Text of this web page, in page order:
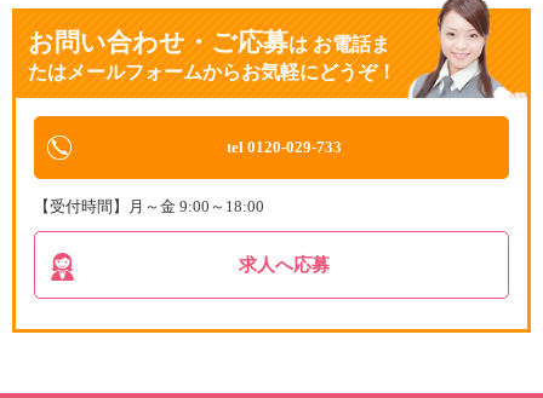
お問い合わせ・ご応募はお電話ま
たはメールフォームからお気軽にどうぞ！
tel 0120-029-733
【受付時間】月～金 9:00～18:00
求人へ応募